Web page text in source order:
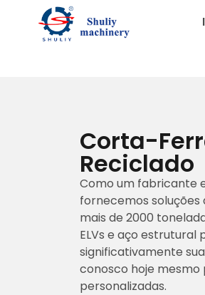
Corta-
Reciclado
Como um fabricante
fornecemos
mais de 2000
ELVs e aço estrutural
significativamente
conosco hoje
personalizadas.